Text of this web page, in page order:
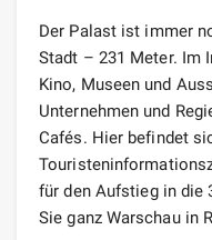
Der Palast ist immer
Stadt – 231 Meter. Im
Kino, Museen und
Unternehmen und
Cafés. Hier befindet
für den Aufstieg in die
Sie ganz Warschau in